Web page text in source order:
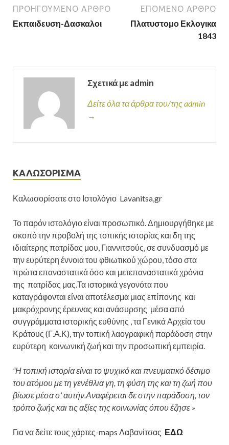
ΠΡΟΗΓΟΎΜΕΝΟ ΆΡΘΡΟ
Εκπαιδευση-Δασκαλοι
ΕΠΌΜΕΝΟ ΆΡΘΡΟ
Πλατυστομο Εκλογικα
1843
Σχετικά με admin
Δείτε όλα τα άρθρα του/της admin
→
ΚΑΛΩΣΟΡΙΣΜΑ
Καλωσορίσατε στο Ιστολόγιο Lavanitsa,gr
Το παρόν ιστολόγιο είναι προσωπικό. Δημιουργήθηκε με
σκοπό την προβολή της τοπικής ιστορίας και δη της
ιδιαίτερης πατρίδας μου, Γιαννιτσούς, σε συνδυασμό με
την ευρύτερη έννοια του φθιωτικού χώρου, τόσο στα
πρώτα επαναστατικά όσο και μετεπαναστατικά χρόνια
της πατρίδας μας.Τα ιστορικά γεγονότα που
καταγράφονται είναι αποτέλεσμα μιας επίπονης και
μακρόχρονης έρευνας και ανάσυρσης μέσα από
συγγράμματα ιστορικής ευθύνης , τα Γενικά Αρχεία του
Κράτους (Γ.Α.Κ), την τοπική λαογραφική παράδοση στην
ευρύτερη κοινωνική ζωή και την προσωπική εμπειρία.
“Η τοπική ιστορία είναι το ψυχικό και πνευματικό δέσιμο
του ατόμου με τη γενέθλια γη, τη φύση της και τη ζωή που
βίωσε μέσα σ’ αυτήν.Αναφέρεται δε στην παράδοση, τον
τρόπο ζωής και τις αξίες της κοινωνίας όπου έζησε »
Για να δείτε τους χάρτες-maps Λαβανίτσας ΕΔΩ